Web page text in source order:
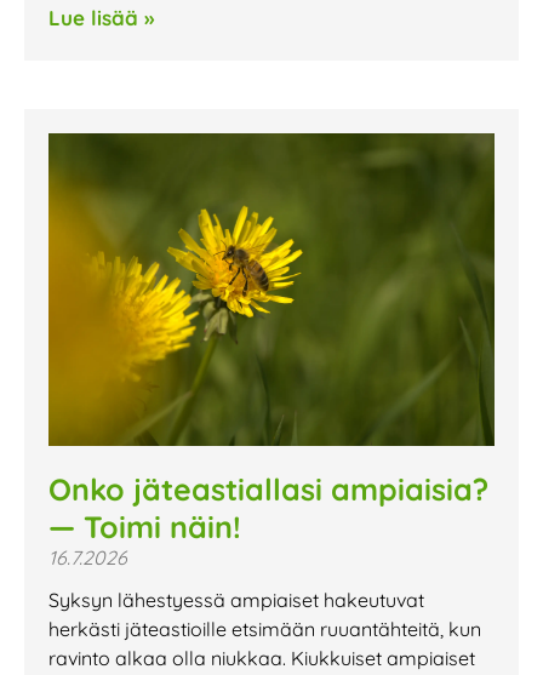
Lue lisää »
Onko jäteastiallasi ampiaisia?
— Toimi näin!
16.7.2026
Syksyn lähestyessä ampiaiset hakeutuvat
herkästi jäteastioille etsimään ruuantähteitä, kun
ravinto alkaa olla niukkaa. Kiukkuiset ampiaiset